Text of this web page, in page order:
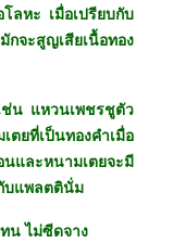
ลหะ เมื่อเปรียบกับ
จะสูญเสียเนื้อทอง
ช่น แหวนเพชรชูตัว
ตยที่เป็นทองคำเมื่อ
และหนามเตยจะมี
บแพลตตินั่ม
น ไม่ซีดจาง